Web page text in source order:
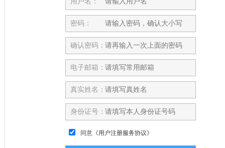
密码：
确认密码：
电子邮箱：
真实姓名：
身份证号：
同意 《用户注册服务协议》